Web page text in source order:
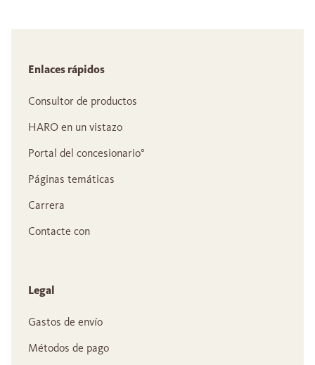
Enlaces rápidos
Consultor de productos
HARO en un vistazo
Portal del concesionario°
Páginas temáticas
Carrera
Contacte con
Legal
Gastos de envío
Métodos de pago